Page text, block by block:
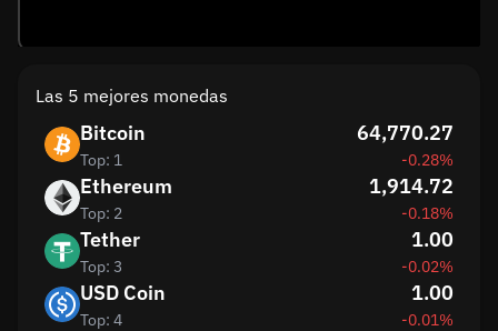
Las 5 mejores monedas
Bitcoin
Top: 1
64,770.27
-0.28%
Ethereum
Top: 2
1,914.72
-0.18%
Tether
Top: 3
1.00
-0.02%
USD Coin
Top: 4
1.00
-0.01%